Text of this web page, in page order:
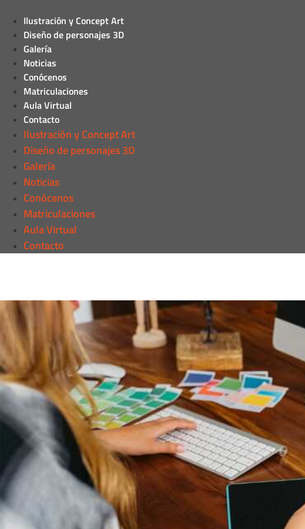
Ilustración y Concept Art
Diseño de personajes 3D
Galería
Noticias
Conócenos
Matriculaciones
Aula Virtual
Contacto
Ilustración y Concept Art
Diseño de personajes 3D
Galería
Noticias
Conócenos
Matriculaciones
Aula Virtual
Contacto